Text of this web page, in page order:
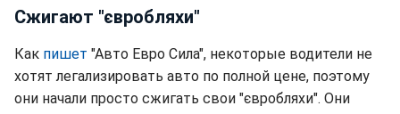
Сжигают "євробляхи"
Как пишет "Авто Евро Сила", некоторые водители не
хотят легализировать авто по полной цене, поэтому
они начали просто сжигать свои "євробляхи". Они